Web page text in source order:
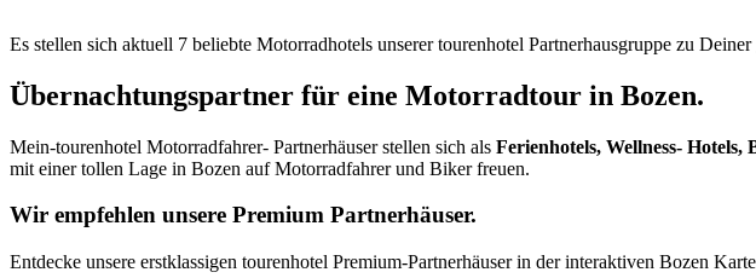
Es stellen sich aktuell 7 beliebte Motorradhotels unserer tourenhotel Partnerhausgruppe zu Deiner
Übernachtungspartner für eine Motorradtour in Bozen.
Mein-tourenhotel Motorradfahrer- Partnerhäuser stellen sich als Ferienhotels, Wellness- Hotels,
mit einer tollen Lage in Bozen auf Motorradfahrer und Biker freuen.
Wir empfehlen unsere Premium Partnerhäuser.
Entdecke unsere erstklassigen tourenhotel Premium-Partnerhäuser in der interaktiven Bozen